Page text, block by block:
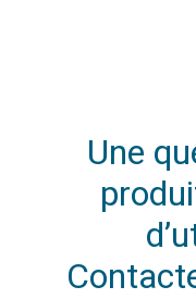
Une